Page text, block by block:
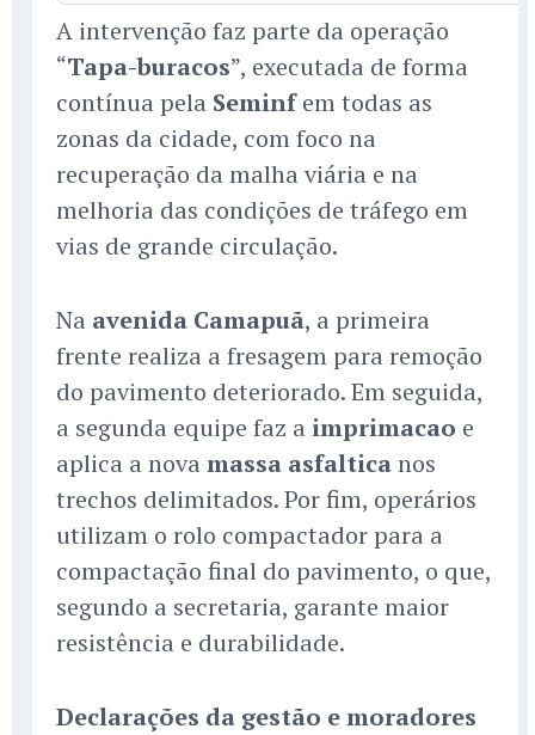
A intervenção faz parte da operação
“Tapa-buracos”, executada de forma
contínua pela Seminfem todas as
zonas da cidade, com foco na
recuperação da malha viária e na
melhoria das condições de tráfego em
vias de grande circulação.
Na avenida Camapuã, a primeira
frente realiza a fresagem para remoção
do pavimento deteriorado. Em seguida,
a segunda equipe faz a imprimacao e
aplica a nova massa asfalticanos
trechos delimitados. Por fim, operários
utilizam o rolo compactador para a
compactação final do pavimento, o que,
segundo a secretaria, garante maior
resistência e durabilidade.
Declarações da gestão e moradores